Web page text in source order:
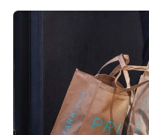
Sex a vztahy
Videa